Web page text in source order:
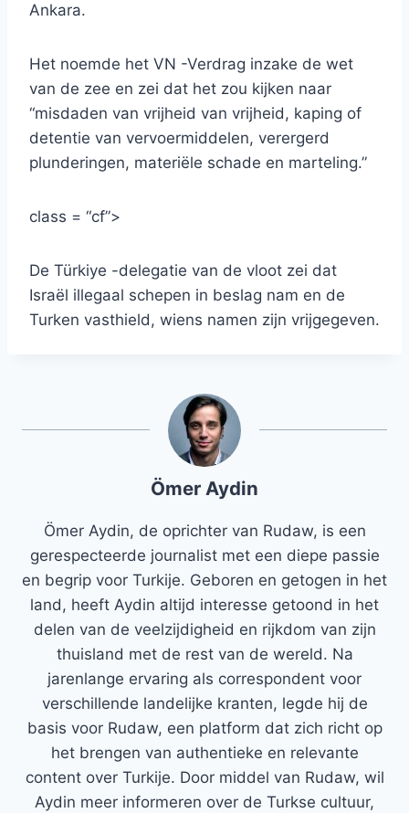
Ankara.
Het noemde het VN -Verdrag inzake de wet
van de zee en zei dat het zou kijken naar
“misdaden van vrijheid van vrijheid, kaping of
detentie van vervoermiddelen, verergerd
plunderingen, materiële schade en marteling.”
class = “cf”>
De Türkiye -delegatie van de vloot zei dat
Israël illegaal schepen in beslag nam en de
Turken vasthield, wiens namen zijn vrijgegeven.
Ömer Aydin
Ömer Aydin, de oprichter van Rudaw, is een
gerespecteerde journalist met een diepe passie
en begrip voor Turkije. Geboren en getogen in het
land, heeft Aydin altijd interesse getoond in het
delen van de veelzijdigheid en rijkdom van zijn
thuisland met de rest van de wereld. Na
jarenlange ervaring als correspondent voor
verschillende landelijke kranten, legde hij de
basis voor Rudaw, een platform dat zich richt op
het brengen van authentieke en relevante
content over Turkije. Door middel van Rudaw, wil
Aydin meer informeren over de Turkse cultuur,